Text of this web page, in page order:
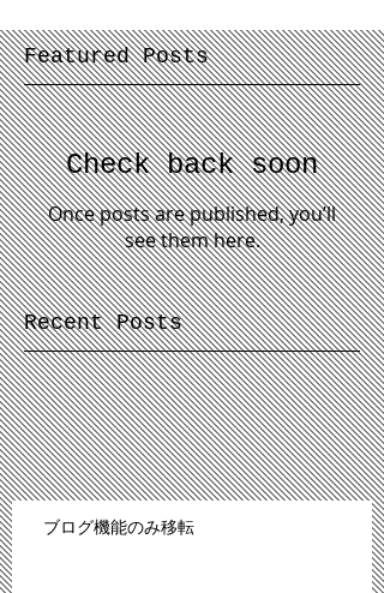
Featured Posts
Check back soon
Once posts are published, you’ll
see them here.
Recent Posts
ブログ機能のみ移転